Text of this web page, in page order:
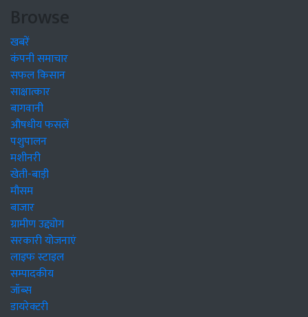
Browse
खबरें
कंपनी समाचार
सफल किसान
साक्षात्कार
बागवानी
औषधीय फसलें
पशुपालन
मशीनरी
खेती-बाड़ी
मौसम
बाजार
ग्रामीण उद्द्योग
सरकारी योजनाएं
लाइफ स्टाइल
सम्पादकीय
जॉब्स
डायरेक्टरी